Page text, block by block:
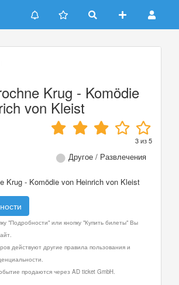
Krug - Komödie
von Kleist
3из5
Другое / Развлечения
Krug - Komödie von Heinrich von Kleist
"Подробности" или кнопку "Купить билеты" Вы
действуют другие правила пользования и
продаются через AD ticket GmbH.